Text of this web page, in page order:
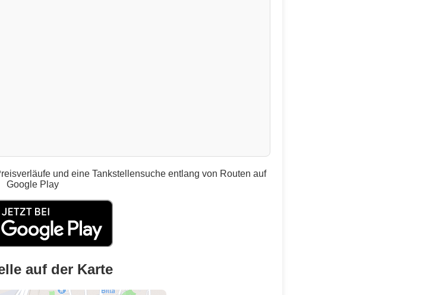
und eine Tankstellensuche entlang von Routen auf
Google Play
auf der Karte